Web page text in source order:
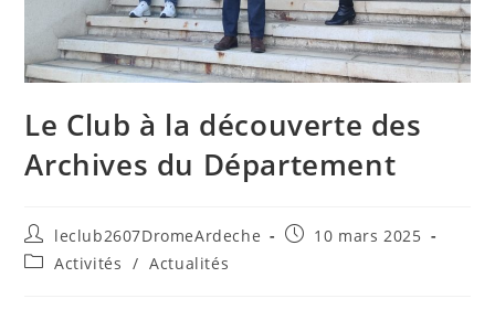
Le Club à la découverte des
Archives du Département
leclub2607DromeArdeche
10 mars 2025
Activités / Actualités